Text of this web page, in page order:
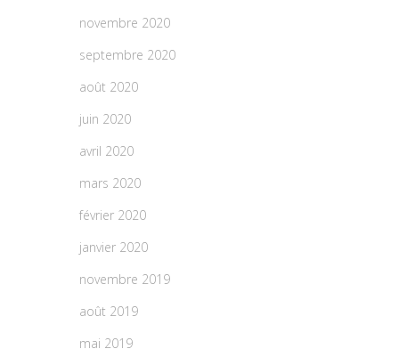
novembre 2020
septembre 2020
août 2020
juin 2020
avril 2020
mars 2020
février 2020
janvier 2020
novembre 2019
août 2019
mai 2019